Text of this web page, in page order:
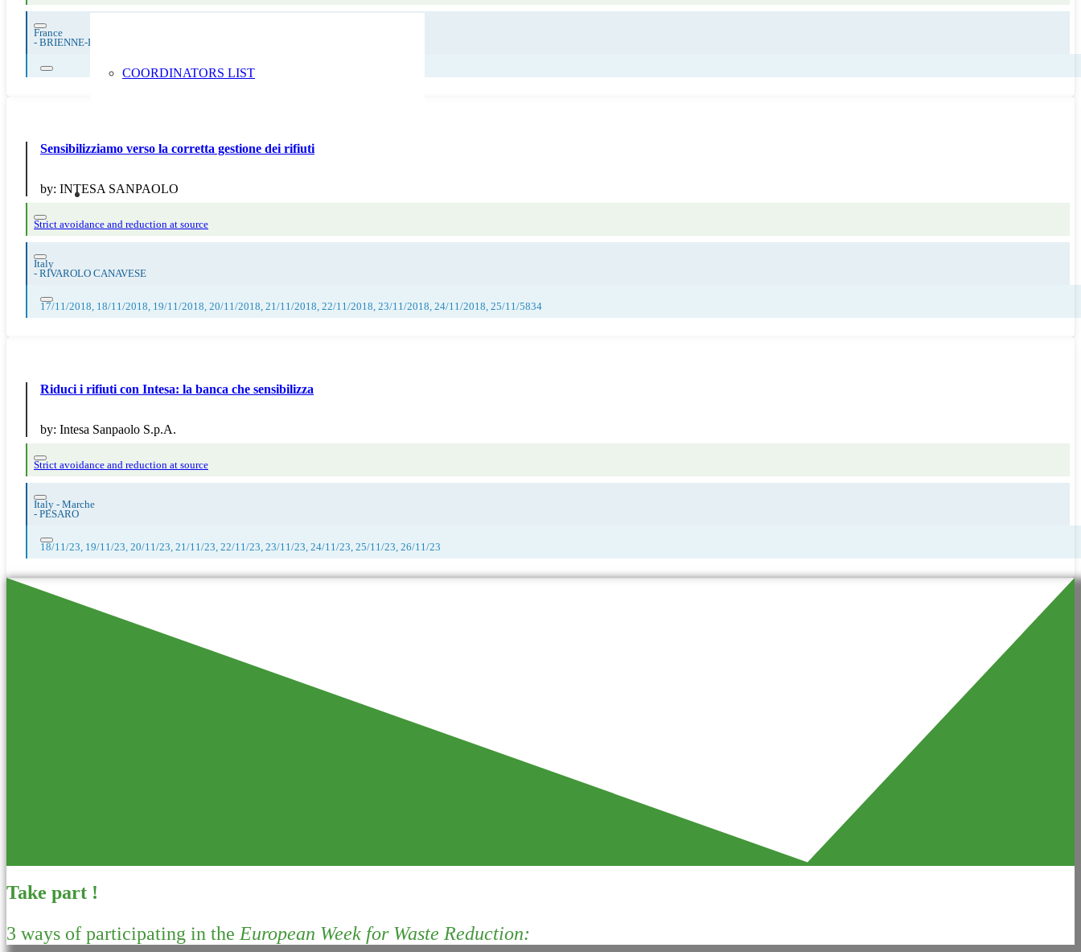
COORDINATORS LIST
France
- BRIENNE-LA-VIEILLE
Sensibilizziamo verso la corretta gestione dei rifiuti
by: INTESA SANPAOLO
Strict avoidance and reduction at source
Italy
- RIVAROLO CANAVESE
17/11/2018, 18/11/2018, 19/11/2018, 20/11/2018, 21/11/2018, 22/11/2018, 23/11/2018, 24/11/2018, 25/11/5834
Riduci i rifiuti con Intesa: la banca che sensibilizza
by: Intesa Sanpaolo S.p.A.
Strict avoidance and reduction at source
Italy - Marche
- PESARO
18/11/23, 19/11/23, 20/11/23, 21/11/23, 22/11/23, 23/11/23, 24/11/23, 25/11/23, 26/11/23
Take part !
3 ways of participating in the European Week for Waste Reduction: